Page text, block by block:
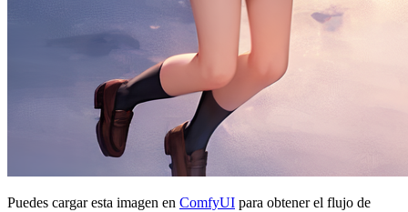
Puedes cargar esta imagen en ComfyUI para obtener el flujo de